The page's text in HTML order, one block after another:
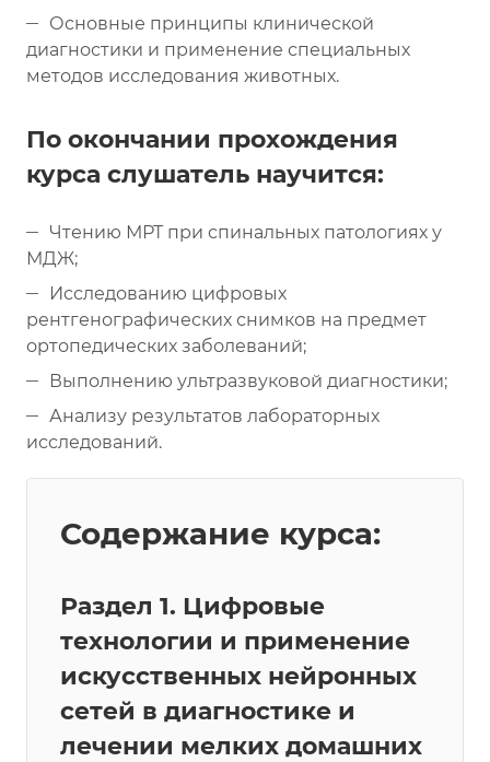
Основные принципы клинической
диагностики и применение специальных
методов исследования животных.
По окончании прохождения
курса слушатель научится:
Чтению МРТ при спинальных патологиях у
МДЖ;
Исследованию цифровых
рентгенографических снимков на предмет
ортопедических заболеваний;
Выполнению ультразвуковой диагностики;
Анализу результатов лабораторных
исследований.
Содержание курса:
Раздел 1. Цифровые
технологии и применение
искусственных нейронных
сетей в диагностике и
лечении мелких домашних